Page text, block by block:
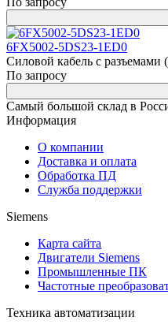
6FX5002-5DS23-1ED0
Силовой кабель с разъемами
По запросу
Самый большой склад в
Информация
О компании
Доставка и оплата
Обработка ПД
Служба поддержки
Siemens
Карта сайта
Двигатели Siemens
Промышленные ПК
Частотные
Техника автоматизации